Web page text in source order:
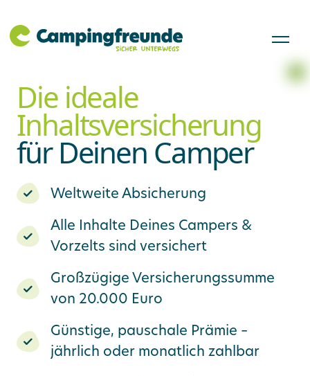
Die ideale
Inhaltsversicherung
für Deinen Camper
Weltweite Absicherung
Alle Inhalte Deines Campers &
Vorzelts sind versichert
Großzügige Versicherungssumme
von 20.000 Euro
Günstige, pauschale Prämie –
jährlich oder monatlich zahlbar